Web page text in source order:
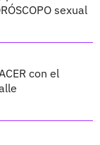
sexual
con el